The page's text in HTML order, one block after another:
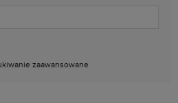
zaawansowane